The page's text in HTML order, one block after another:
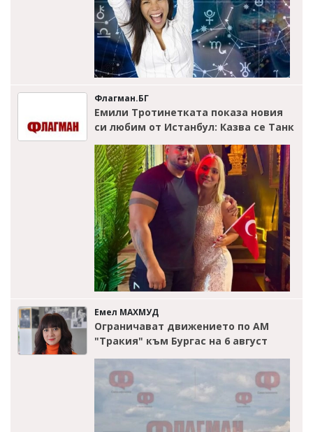
Флагман.БГ
Емили Тротинетката показа новия
си любим от Истанбул: Казва се Танк
Емел МАХМУД
Ограничават движението по АМ
"Тракия" към Бургас на 6 август